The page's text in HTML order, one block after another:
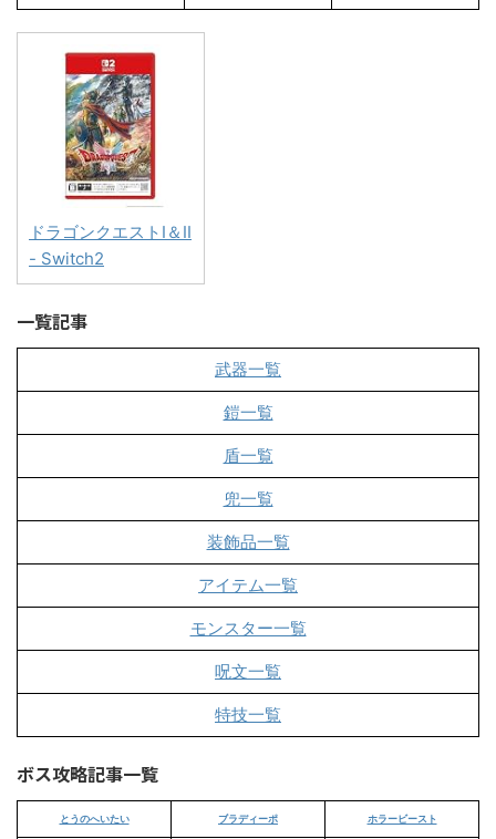
ドラゴンクエストI＆II
- Switch2
一覧記事
武器一覧
鎧一覧
盾一覧
兜一覧
装飾品一覧
アイテム一覧
モンスター一覧
呪文一覧
特技一覧
ボス攻略記事一覧
とうのへいたい ブラディーポ ホラービースト